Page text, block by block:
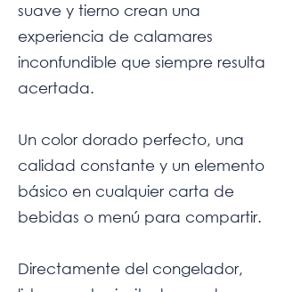
suave y tierno crean una
experiencia de calamares
inconfundible que siempre resulta
acertada.
Un color dorado perfecto, una
calidad constante y un elemento
básico en cualquier carta de
bebidas o menú para compartir.
Directamente del congelador,